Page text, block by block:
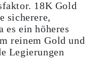
18K Gold
sicherere,
es ein höheres
reinem Gold und
Legierungen